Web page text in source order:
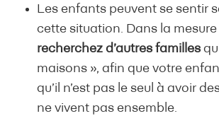
Les enfants peuvent se sentir
cette situation. Dans la
recherchez d’autres familles
maisons », afin que votre
qu’il n’est pas le seul à avoir
ne vivent pas ensemble.